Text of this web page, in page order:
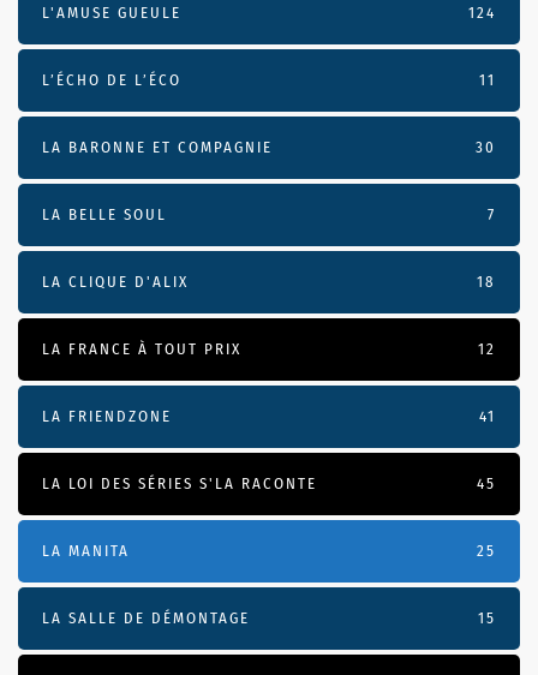
L'AMUSE GUEULE 124
L’ÉCHO DE L’ÉCO 11
LA BARONNE ET COMPAGNIE 30
LA BELLE SOUL 7
LA CLIQUE D'ALIX 18
LA FRANCE À TOUT PRIX 12
LA FRIENDZONE 41
LA LOI DES SÉRIES S'LA RACONTE 45
LA MANITA 25
LA SALLE DE DÉMONTAGE 15